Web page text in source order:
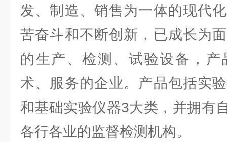
发、制造、销售为一体的现代
苦奋斗和不断创新，已成长为
的生产、检测、试验设备，
术、服务的企业。产品包括实
和基础实验仪器3大类，并拥有
各行各业的监督检测机构。